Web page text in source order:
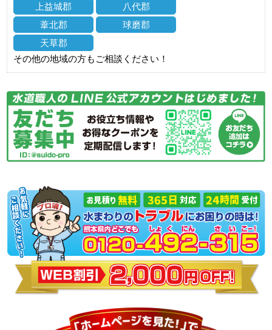
上益城郡
八代郡
葦北郡
球磨郡
天草郡
その他の地域の方もご相談ください！